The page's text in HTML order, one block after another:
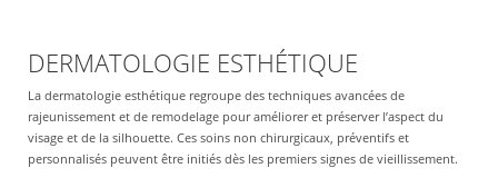
DERMATOLOGIE ESTHÉTIQUE
La dermatologie esthétique regroupe des techniques avancées de
rajeunissement et de remodelage pour améliorer et préserver l’aspect du
visage et de la silhouette. Ces soins non chirurgicaux, préventifs et
personnalisés peuvent être initiés dès les premiers signes de vieillissement.